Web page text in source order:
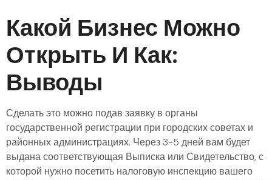
Какой Бизнес Можно
Открыть И Как:
Выводы
Сделать это можно подав заявку в органы
государственной регистрации при городских советах и
районных администрациях. Через 3-5 дней вам будет
выдана соответствующая Выписка или Свидетельство, с
которой нужно посетить налоговую инспекцию вашего